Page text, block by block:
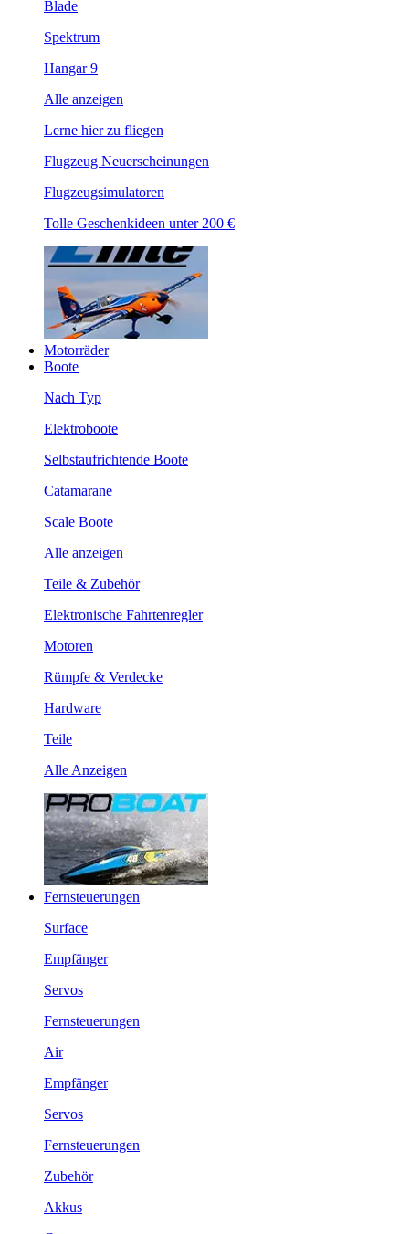
Blade
Spektrum
Hangar 9
Alle anzeigen
Lerne hier zu fliegen
Flugzeug Neuerscheinungen
Flugzeugsimulatoren
Tolle Geschenkideen unter 200 €
Motorräder
Boote
Nach Typ
Elektroboote
Selbstaufrichtende Boote
Catamarane
Scale Boote
Alle anzeigen
Teile & Zubehör
Elektronische Fahrtenregler
Motoren
Rümpfe & Verdecke
Hardware
Teile
Alle Anzeigen
Fernsteuerungen
Surface
Empfänger
Servos
Fernsteuerungen
Air
Empfänger
Servos
Fernsteuerungen
Zubehör
Akkus